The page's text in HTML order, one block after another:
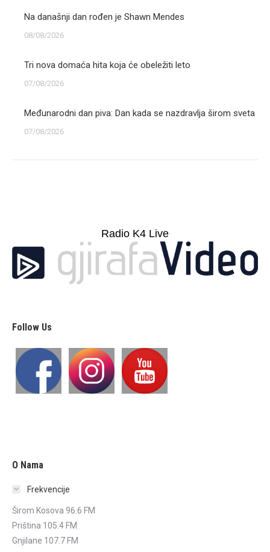
Na današnji dan rođen je Shawn Mendes
08/08/2026
Tri nova domaća hita koja će obeležiti leto
07/08/2026
Međunarodni dan piva: Dan kada se nazdravlja širom sveta
07/08/2026
Radio K4 Live
Follow Us
O Nama
Frekvencije
Širom Kosova 96.6 FM
Priština 105.4 FM
Gnjilane 107.7 FM